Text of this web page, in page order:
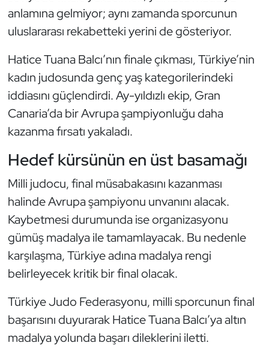
anlamına gelmiyor; aynı zamanda sporcunun
uluslararası rekabetteki yerini de gösteriyor.
Hatice Tuana Balcı’nın finale çıkması, Türkiye’nin
kadın judosunda genç yaş kategorilerindeki
iddiasını güçlendirdi. Ay-yıldızlı ekip, Gran
Canaria’da bir Avrupa şampiyonluğu daha
kazanma fırsatı yakaladı.
Hedef kürsünün en üst basamağı
Milli judocu, final müsabakasını kazanması
halinde Avrupa şampiyonu unvanını alacak.
Kaybetmesi durumunda ise organizasyonu
gümüş madalya ile tamamlayacak. Bu nedenle
karşılaşma, Türkiye adına madalya rengi
belirleyecek kritik bir final olacak.
Türkiye Judo Federasyonu, milli sporcunun final
başarısını duyurarak Hatice Tuana Balcı’ya altın
madalya yolunda başarı dileklerini iletti.
Muay Thai
Okçuluk
Optimist
Oryantiring
Özel Sporcular
Paralimpik
Ragbi
Satranç
Su Topu
Sualtı Sporları
Tekvando
Tenis